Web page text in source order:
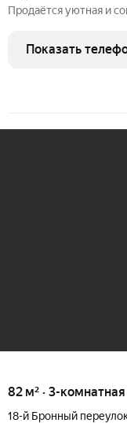
Продаётся уютная и
Бронный переулок,
этажного
Показать
82 м² · 3-
18-й Бронный